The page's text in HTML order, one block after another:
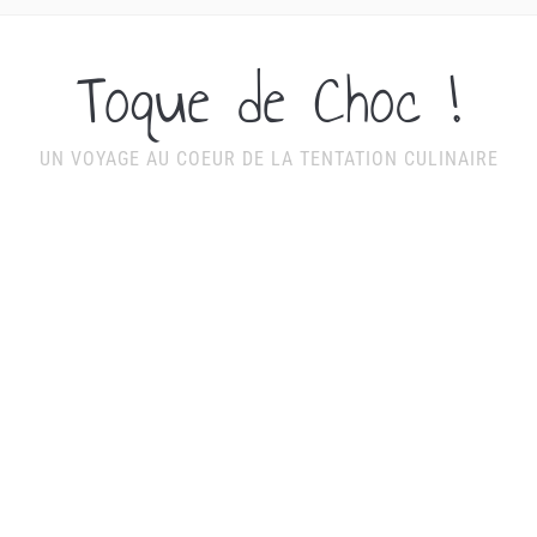
Toque de Choc !
UN VOYAGE AU COEUR DE LA TENTATION CULINAIRE